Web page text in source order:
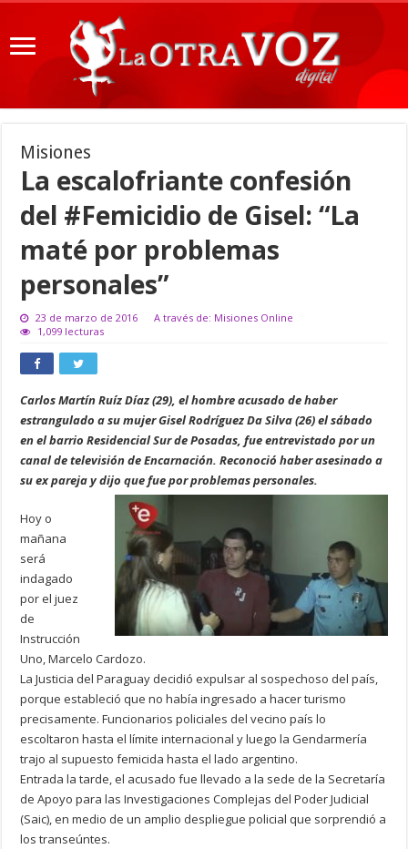
Misiones
La escalofriante confesión
del #Femicidio de Gisel: “La
maté por problemas
personales”
23 de marzo de 2016
A través de: Misiones Online
1,099 lecturas
Carlos Martín Ruíz Díaz (29), el hombre acusado de haber
estrangulado a su mujer Gisel Rodríguez Da Silva (26) el sábado
en el barrio Residencial Sur de Posadas, fue entrevistado por un
canal de televisión de Encarnación. Reconoció haber asesinado a
su ex pareja y dijo que fue por problemas personales.
Hoy o
mañana
será
indagado
por el juez
de
Instrucción
Uno, Marcelo Cardozo.
La Justicia del Paraguay decidió expulsar al sospechoso del país,
porque estableció que no había ingresado a hacer turismo
precisamente. Funcionarios policiales del vecino país lo
escoltaron hasta el límite internacional y luego la Gendarmería
trajo al supuesto femicida hasta el lado argentino.
Entrada la tarde, el acusado fue llevado a la sede de la Secretaría
de Apoyo para las Investigaciones Complejas del Poder Judicial
(Saic), en medio de un amplio despliegue policial que sorprendió a
los transeúntes.